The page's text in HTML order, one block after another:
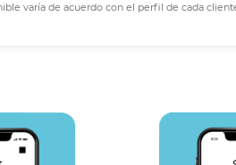
varía de acuerdo con el perfil de cada